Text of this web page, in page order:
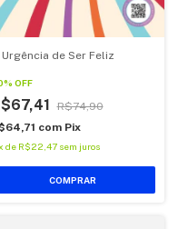
Urgência de Ser Feliz
% OFF
R$74,90
com Pix
de R$22,47 sem juros
COMPRAR